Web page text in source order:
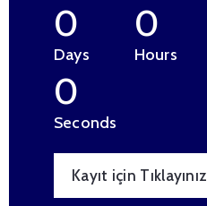
0
Days
0
Hours
0
Seconds
Kayıt için Tıklayınız